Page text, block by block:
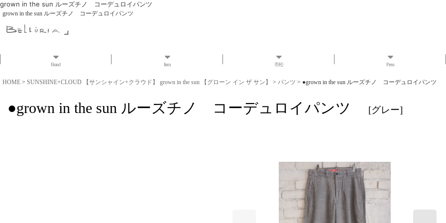
grown in the sun ルーズチノ コーデュロイパンツ
grown in the sun ルーズチノ コーデュロイパンツ
Brand Item 市松 Press
HOME > SUNSHINE+CLOUD 【サンシャイン+クラウド】 grown in the sun 【グローン イン ザ サン】 > パンツ > ●grown in the sun ルーズチノ コーデュロイパンツ
●grown in the sun ルーズチノ コーデュロイパンツ [グレー]